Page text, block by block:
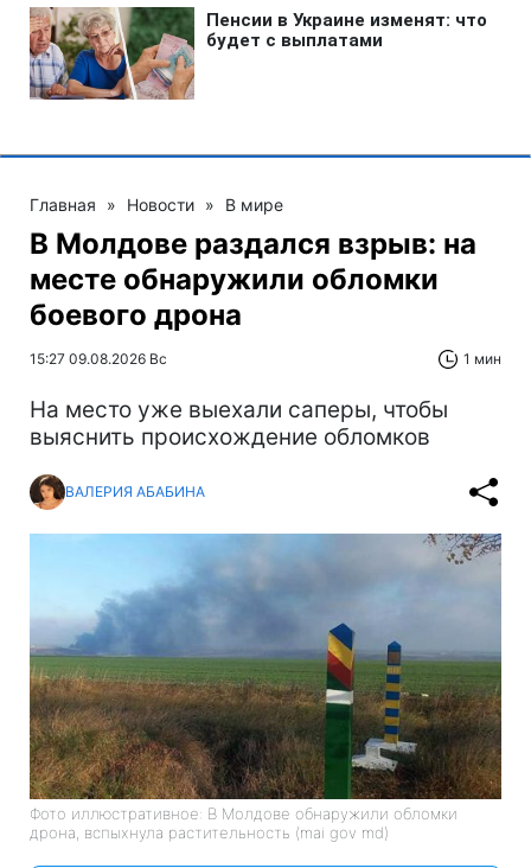
Главная » Новости » В мире
В Молдове раздался взрыв: на
месте обнаружили обломки
боевого дрона
15:27 09.08.2026 Вс 1 мин
На место уже выехали саперы, чтобы
выяснить происхождение обломков
ВАЛЕРИЯ АБАБИНА
Фото иллюстративное: В Молдове обнаружили обломки
дрона, вспыхнула растительность (mai gov md)